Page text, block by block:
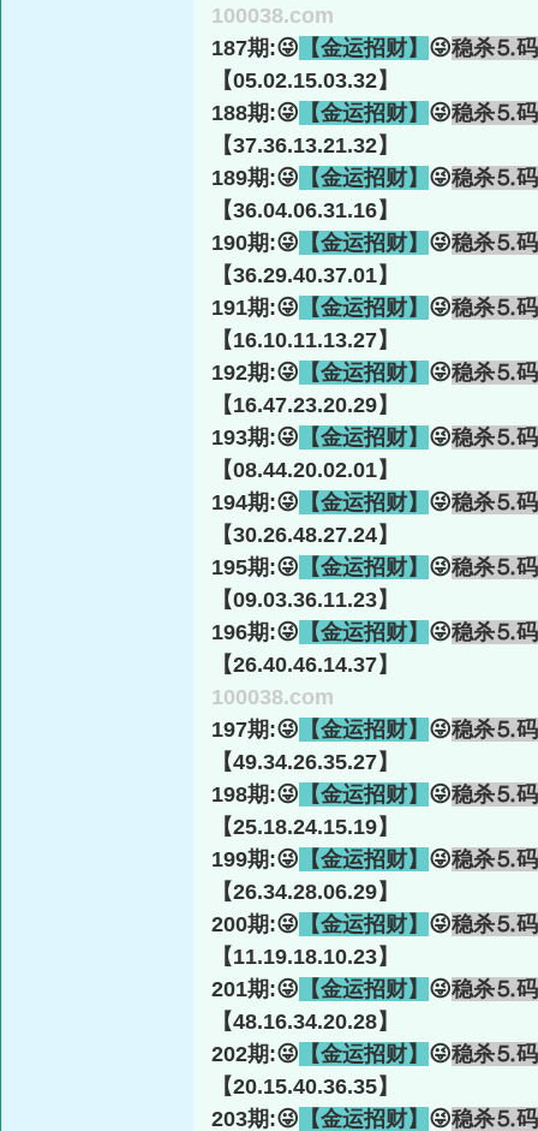
100038.com
187期:😜 【金运招财】 😜稳杀⒌码
【05.02.15.03.32】
188期:😜 【金运招财】 😜稳杀⒌码
【37.36.13.21.32】
189期:😜 【金运招财】 😜稳杀⒌码
【36.04.06.31.16】
190期:😜 【金运招财】 😜稳杀⒌码
【36.29.40.37.01】
191期:😜 【金运招财】 😜稳杀⒌码
【16.10.11.13.27】
192期:😜 【金运招财】 😜稳杀⒌码
【16.47.23.20.29】
193期:😜 【金运招财】 😜稳杀⒌码
【08.44.20.02.01】
194期:😜 【金运招财】 😜稳杀⒌码
【30.26.48.27.24】
195期:😜 【金运招财】 😜稳杀⒌码
【09.03.36.11.23】
196期:😜 【金运招财】 😜稳杀⒌码
【26.40.46.14.37】
100038.com
197期:😜 【金运招财】 😜稳杀⒌码
【49.34.26.35.27】
198期:😜 【金运招财】 😜稳杀⒌码
【25.18.24.15.19】
199期:😜 【金运招财】 😜稳杀⒌码
【26.34.28.06.29】
200期:😜 【金运招财】 😜稳杀⒌码
【11.19.18.10.23】
201期:😜 【金运招财】 😜稳杀⒌码
【48.16.34.20.28】
202期:😜 【金运招财】 😜稳杀⒌码
【20.15.40.36.35】
203期:😜 【金运招财】 😜稳杀⒌码